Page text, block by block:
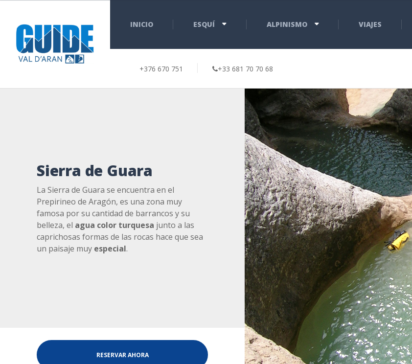
INICIO ESQUÍ ALPINISMO VIAJES
+376 670 751 +33 681 70 70 68
RESERVAR AHORA
Sierra de Guara
La Sierra de Guara se encuentra en el
Prepirineo de Aragón, es una zona muy
famosa por su cantidad de barrancos y su
belleza, el agua color turquesa junto a las
caprichosas formas de las rocas hace que sea
un paisaje muy especial.